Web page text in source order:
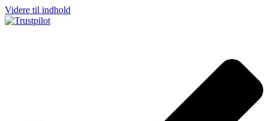
Videre til indhold